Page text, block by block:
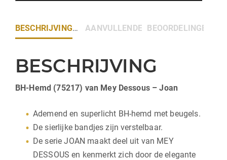
BESCHRIJVING AANVULLENDE INFORMATIE
BEOORDELINGEN (0)
BESCHRIJVING
BH-Hemd (75217) van Mey Dessous – Joan
Ademend en superlicht BH-hemd met beugels.
De sierlijke bandjes zijn verstelbaar.
De serie JOAN maakt deel uit van MEY
DESSOUS en kenmerkt zich door de elegante